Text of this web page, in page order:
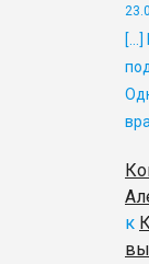
[…]
к